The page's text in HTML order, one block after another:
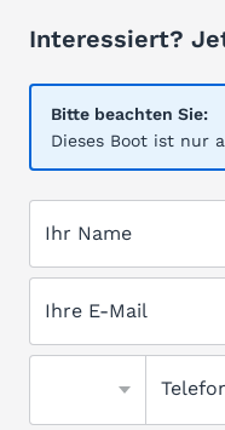
Interessiert?
Bitte beachten Sie:
Dieses Boot ist nur
Ihr Name
Ihre E-Mail